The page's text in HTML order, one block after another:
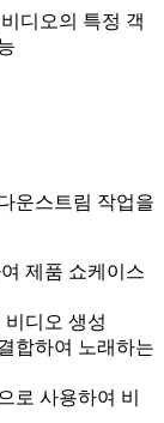
디오의 특정 객
운스트림 작업을
제품 쇼케이스
디오 생성
합하여 노래하는
로 사용하여 비